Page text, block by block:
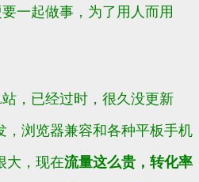
一起做事，为了用人而用
，已经过时，很久没更新
，浏览器兼容和各种平板手机
大，现在流量这么贵，转化率